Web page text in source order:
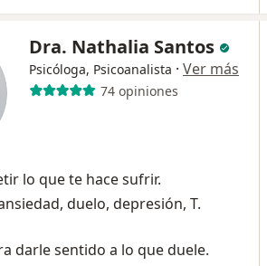
Dra. Nathalia Santos
Psicóloga, Psicoanalista · Ver más
74 opiniones
lo que te hace sufrir.
duelo, depresión, T.
darle sentido a lo que duele.